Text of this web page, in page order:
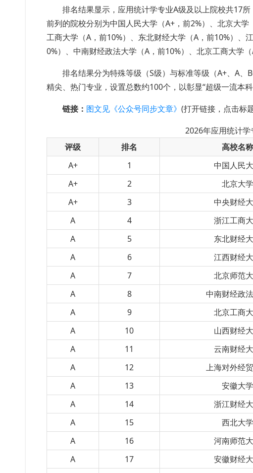
排名结果显示，应用统计学专业A级及以上院校共17
前列的院校分别为中国人民大学（A+，前2%）、北京大
工商大学（A，前10%）、东北财经大学（A，前10%）、
0%）、中南财经政法大学（A，前10%）、北京工商大学
排名结果分为特殊等级（S级）与标准等级（A+、A、
精尖、热门专业，设置总数约100个，以彰显“超级一流本科
链接： 图文见《公众号同步文章》 (打开链接，点击标
2026年应用统计学
评级
排名 高校名称
A+
1 中国人民
A+
2 北京大学
A+
3 中央财经
A
4 浙江工商
A
5 东北财经
A
6 江西财经
A
7 北京师范
A
8 中南财经政
A
9 北京工商
A
10 山西财经
A
11 云南财经
A
12 上海对外经
A
13 安徽大学
A
14 浙江财经
A
15 西北大学
A
16 河南师范
A
17 安徽财经